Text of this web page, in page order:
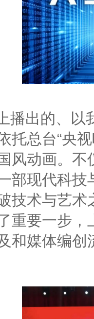
播出的、
托总台“央
风动画。
部现代科
技术与艺
重要一步
和媒体编